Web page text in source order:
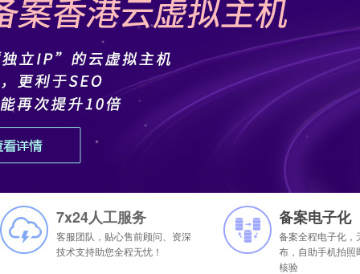
7x24人工服务
客服团队，贴心售前顾问、资深
技术支持助您全程无忧！
备案电子化
备案全程电子化，
布，自助手机拍照
核验